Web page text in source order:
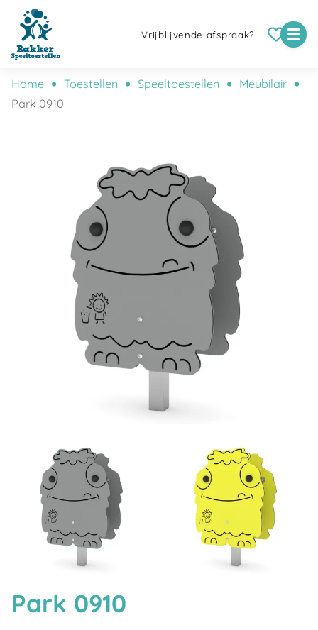
Vrijblijvende afspraak?
Home Toestellen Speeltoestellen
Meubilair
Park 0910
Park 0910